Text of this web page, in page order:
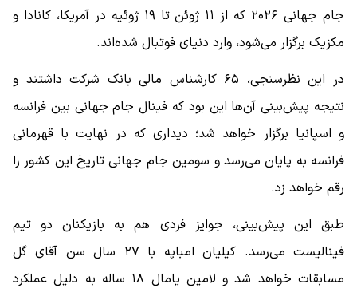
جام جهانی ۲۰۲۶ که از ۱۱ ژوئن تا ۱۹ ژوئیه در آمریکا، کانادا و
مکزیک برگزار می‌شود، وارد دنیای فوتبال شده‌اند.
در این نظرسنجی، ۶۵ کارشناس مالی بانک شرکت داشتند و
نتیجه پیش‌بینی آن‌ها این بود که فینال جام جهانی بین فرانسه
و اسپانیا برگزار خواهد شد؛ دیداری که در نهایت با قهرمانی
فرانسه به پایان می‌رسد و سومین جام جهانی تاریخ این کشور را
رقم خواهد زد.
طبق این پیش‌بینی، جوایز فردی هم به بازیکنان دو تیم
فینالیست می‌رسد. کیلیان امباپه با ۲۷ سال سن آقای گل
مسابقات خواهد شد و لامین یامال ۱۸ ساله به دلیل عملکرد